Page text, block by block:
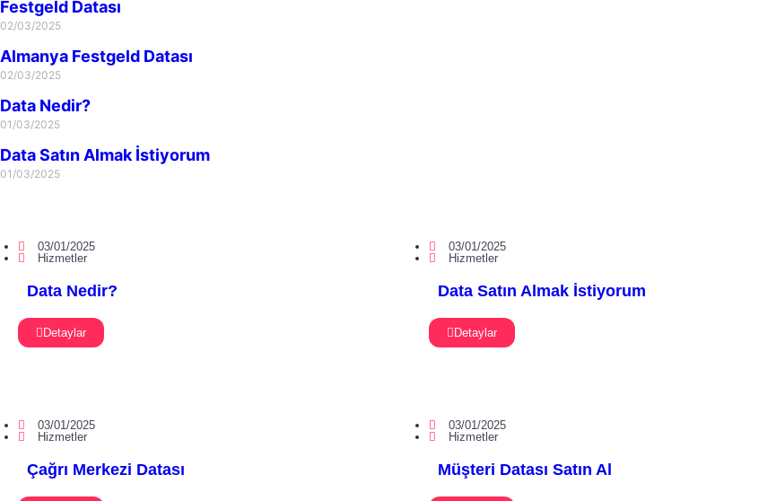
Festgeld Datası
02/03/2025
Almanya Festgeld Datası
02/03/2025
Data Nedir?
01/03/2025
Data Satın Almak İstiyorum
01/03/2025
03/01/2025
Hizmetler
Data Nedir?
Detaylar
03/01/2025
Hizmetler
Data Satın Almak İstiyorum
Detaylar
03/01/2025
Hizmetler
Çağrı Merkezi Datası
03/01/2025
Hizmetler
Müşteri Datası Satın Al